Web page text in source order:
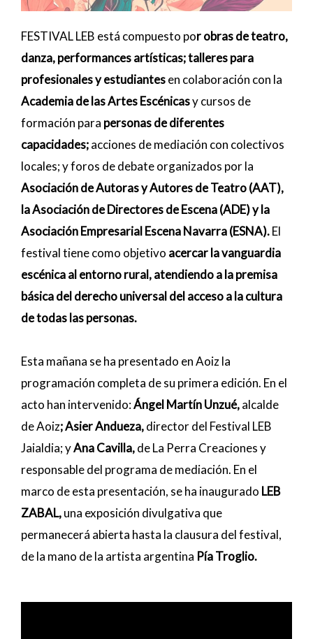
FESTIVAL LEB está compuesto por obras de teatro,
danza, performances artísticas; talleres para
profesionales y estudiantesen colaboración con la
Academia de las Artes Escénicasy cursos de
formación para personas de diferentes
capacidades;acciones de mediación con colectivos
locales; y foros de debate organizados por la
Asociación de Autoras y Autores de Teatro (AAT),
la Asociación de Directores de Escena (ADE) y la
Asociación Empresarial Escena Navarra (ESNA).El
festival tiene como objetivo acercar la vanguardia
escénica al entorno rural, atendiendo a la premisa
básica del derecho universal del acceso a la cultura
de todas las personas.
Esta mañana se ha presentado en Aoiz la
programación completa de su primera edición. En el
acto han intervenido:Ángel Martín Unzué,alcalde
de Aoiz;Asier Andueza,director del Festival LEB
Jaialdia; yAna Cavilla,de La Perra Creaciones y
responsable del programa de mediación. En el
marco de esta presentación, se ha inaugurado LEB
ZABAL,una exposición divulgativa que
permanecerá abierta hasta la clausura del festival,
de la mano de la artista argentina Pía Troglio.